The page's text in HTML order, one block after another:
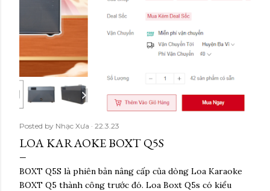
Posted by Nhạc Xưa 22.3.23
LOA KARAOKE BOXT Q5S
BOXT Q5S là phiên bản nâng cấp của dòng Loa Karaoke
BOXT Q5 thành công trước đó. Loa Boxt Q5s có kiểu